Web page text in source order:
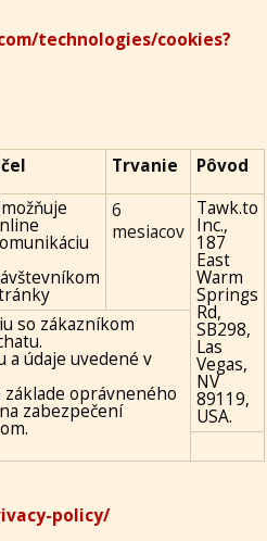
technologies/cookies?
Trvanie
Pôvod
6
mesiacov
Tawk.to
Inc.,
187
East
Warm
Springs
Rd,
SB298,
Las
Vegas,
NV
89119,
USA.
so zákazníkom
a údaje uvedené v
oprávneného
zabezpečení
policy/